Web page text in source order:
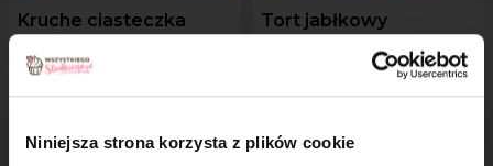
Niniejsza strona korzysta z plików cookie
Kruche ciasteczka
Tort jabłkowy